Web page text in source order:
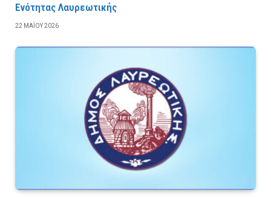
Ενότητας Λαυρεωτικής
22 ΜΑΪ́ΟΥ 2026